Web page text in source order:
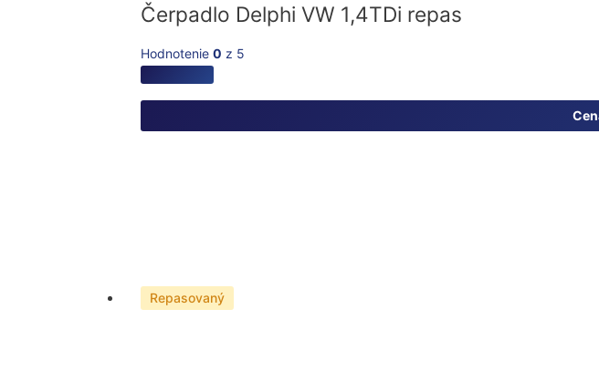
Čerpadlo Delphi VW 1,4TDi repas
Hodnotenie 0 z 5
Repasovaný